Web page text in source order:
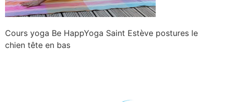
Cours yoga Be HappYoga Saint Estève postures le
chien tête en bas